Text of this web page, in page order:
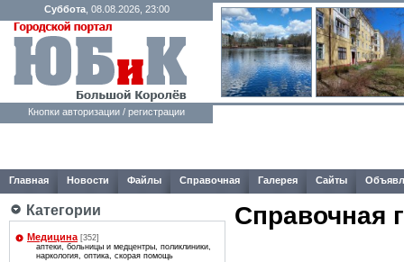
Суббота, 08.08.2026, 23:00
Кнопки авторизации / регистрации
Главная Новости Файлы Справочная Галерея Сайты
Категории
Медицина [352]
аптеки, больницы и медцентры, поликлиники,
наркология, оптика, скорая помощь
Справочная